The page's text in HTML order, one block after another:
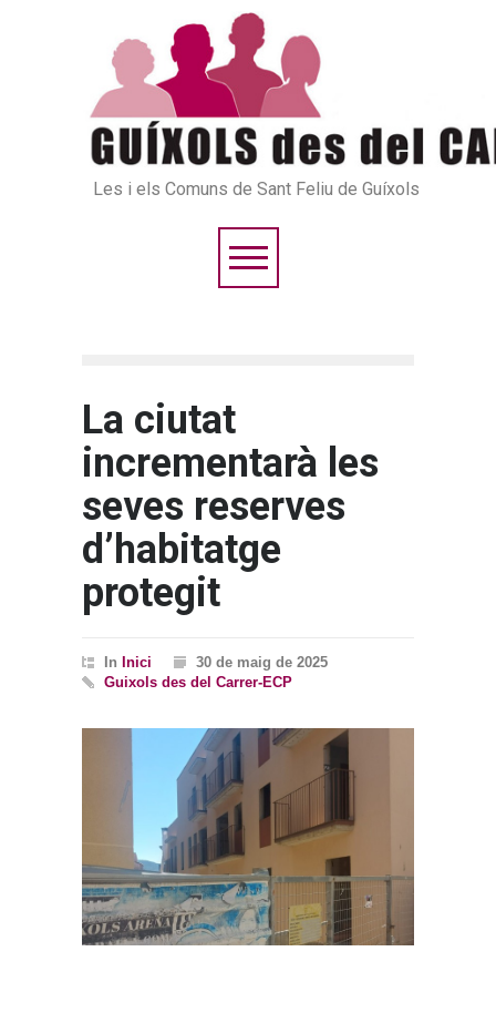
Les i els Comuns de Sant Feliu de Guíxols
La ciutat
incrementarà les
seves reserves
d’habitatge
protegit
In Inici
30 de maig de 2025
Guixols des del Carrer-ECP